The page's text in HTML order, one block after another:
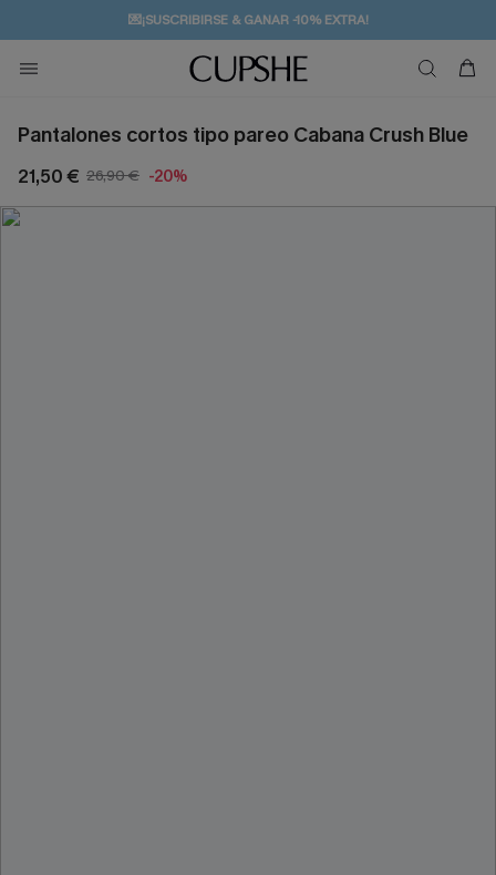
💌¡SUSCRIBIRSE & GANAR -10% EXTRA!
🚚ENVÍO GRATUITO A PARTIR DE 49 € >>
Pantalones cortos tipo pareo Cabana Crush Blue
21,50 € 26,90 € -20%